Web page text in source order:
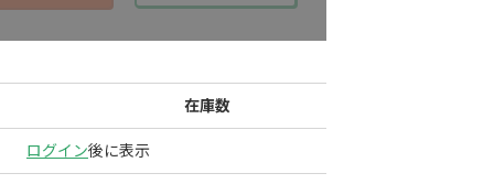
在庫数
ログイン後に表示